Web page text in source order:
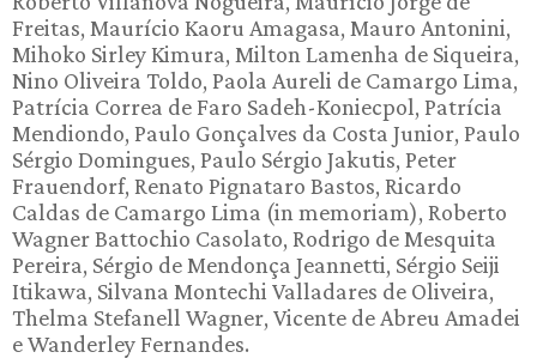
Freitas, Maurício Kaoru Amagasa, Mauro Antonini,
Mihoko Sirley Kimura, Milton Lamenha de Siqueira,
Nino Oliveira Toldo, Paola Aureli de Camargo Lima,
Patrícia Correa de Faro Sadeh-Koniecpol, Patrícia
Mendiondo, Paulo Gonçalves da Costa Junior, Paulo
Sérgio Domingues, Paulo Sérgio Jakutis, Peter
Frauendorf, Renato Pignataro Bastos, Ricardo
Caldas de Camargo Lima (in memoriam), Roberto
Wagner Battochio Casolato, Rodrigo de Mesquita
Pereira, Sérgio de Mendonça Jeannetti, Sérgio Seiji
Itikawa, Silvana Montechi Valladares de Oliveira,
Thelma Stefanell Wagner, Vicente de Abreu Amadei
e Wanderley Fernandes.